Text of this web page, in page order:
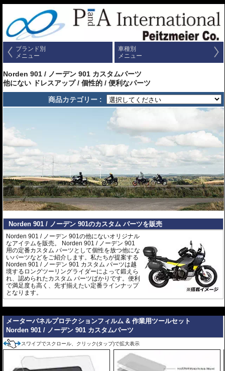
ブランド別
メニュー
車種別
メニュー
Norden 901 / ノーデン 901 カスタムパーツ
他にない ドレスアップ / 個性的 / 便利なパーツ
商品カテゴリー :
Norden 901 / ノーデン 901のカスタム パーツを販売
Norden 901 / ノーデン 901の他にないオリジナル
なアイテムを販売。 Norden 901 / ノーデン 901
用の定番カスタム パーツとして個性を放つ他にな
いパーツなどをご紹介します。私たちが提案する
Norden 901 / ノーデン 901 カスタム パーツは越
境するロングツーリングライダーによって鍛えら
れ、認められたカスタム パーツばかりです。便利
で満足度も高く、先ず揃えたい定番ラインナップ
となります。
メーターパネルプロテクションフィルム & 作業用ツールセット
Norden 901 / ノーデン 901 カスタムパーツ
スワイプでスクロール、クリック(タップ)で拡大表示